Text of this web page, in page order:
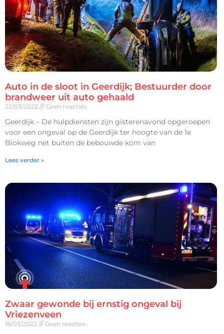
Auto in de sloot in Geerdijk; Bestuurder door
brandweer uit auto gehaald
22/03/2022 Geen reacties
Geerdijk – De hulpdiensten zijn gisterenavond opgeroepen
voor een ongeval op de Geerdijk ter hoogte van de 1e
Blokweg net buiten de bebouwde kom van
Lees verder »
Zwaar gewonde bij ernstig ongeval bij
Vriezenveen
18/03/2022 Geen reacties